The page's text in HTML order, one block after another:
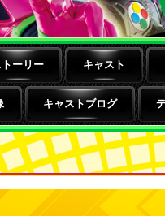
トーリー キャスト
キャストブログ